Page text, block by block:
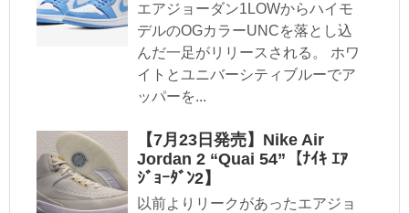
エアジョーダン1LOWからハイモ
デルのOGカラーUNCを落とし込
んだ一足がリリースされる。 ホワ
イトとユニバーシティブルーでア
ッパーを...
【7月23日発売】Nike Air
Jordan 2 “Quai 54”【ﾅｲｷ ｴｱ
ｼﾞｮｰﾀﾞﾝ2】
以前よりリークがあったエアジョ